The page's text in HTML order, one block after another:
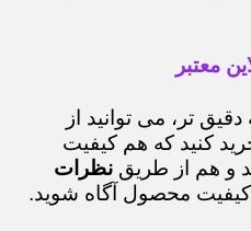
تر، می توانید از
کنید که هم کیفیت
و هم از طریق نظرات
کیفیت محصول آگاه شوید.